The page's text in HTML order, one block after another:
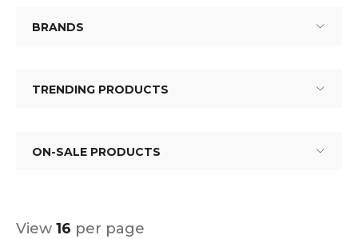
BRANDS
TRENDING PRODUCTS
ON-SALE PRODUCTS
View 16 per page